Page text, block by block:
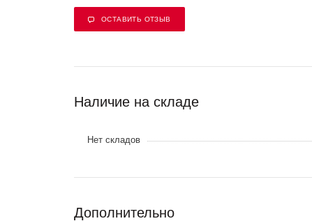
ОСТАВИТЬ ОТЗЫВ
Наличие на складе
Нет складов
Дополнительно